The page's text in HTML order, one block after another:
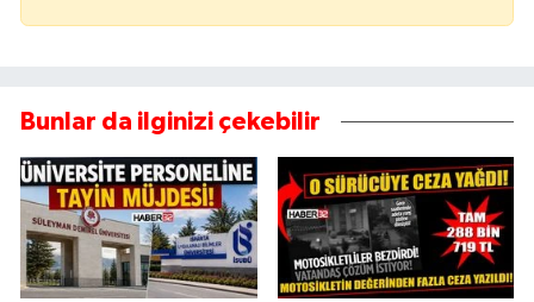
Bunlar da ilginizi çekebilir